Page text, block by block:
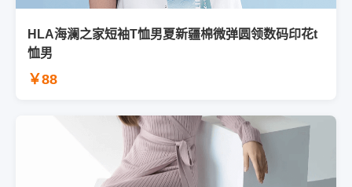
HLA海澜之家短袖T恤男夏新疆棉微弹圆领数码印花t
恤男
￥88